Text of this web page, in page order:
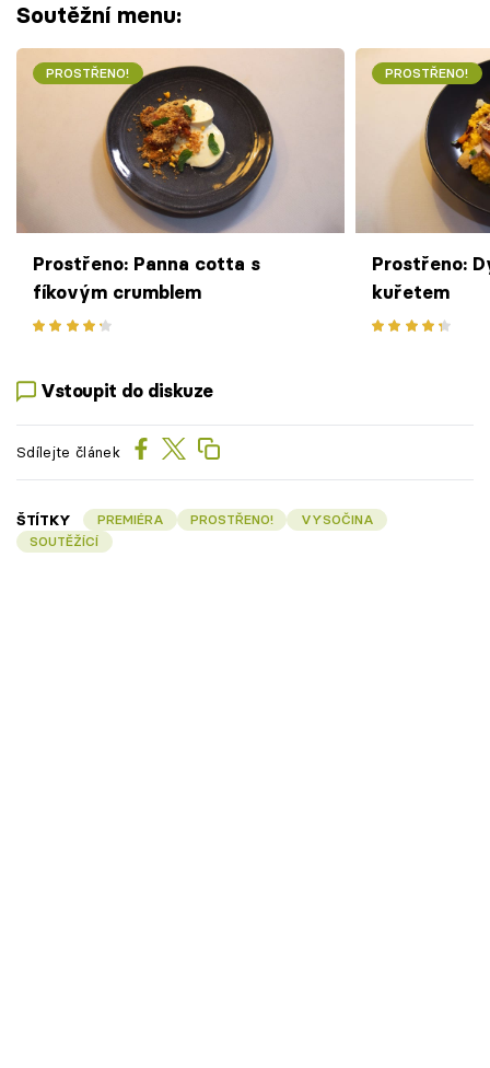
Soutěžní menu:
PROSTŘENO!
Prostřeno: Panna cotta s
fíkovým crumblem
PROSTŘENO!
Prostřeno:
kuřetem
Vstoupit do diskuze
Sdílejte článek
ŠTÍTKY PREMIÉRA PROSTŘENO!
VYSOČINA
SOUTĚŽÍCÍ